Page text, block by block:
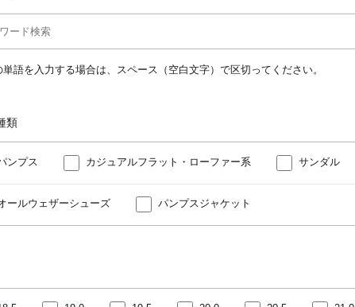
語を入力する場合は、スペース（空白文字）で区切ってください。
類
ンプス カジュアルフラット・ローファー系 サンダル
ールウェザーシューズ パンプスジャケット